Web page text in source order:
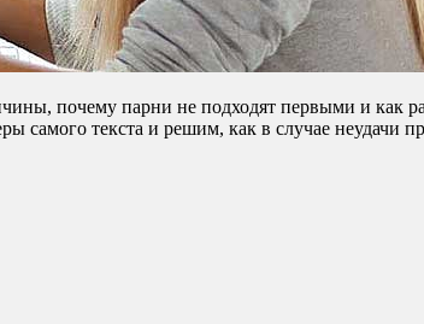
почему парни не подходят первыми и как
самого текста и решим, как в случае неудачи